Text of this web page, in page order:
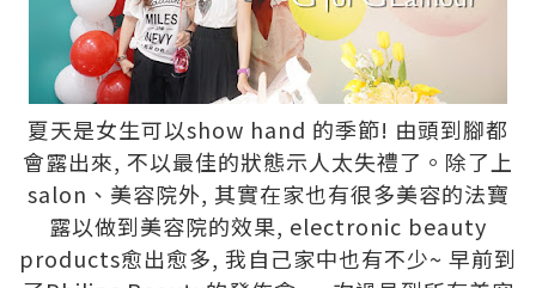
夏天是女生可以show hand 的季節! 由頭到腳都
會露出來, 不以最佳的狀態示人太失禮了。除了上
salon、美容院外, 其實在家也有很多美容的法寶
露以做到美容院的效果, electronic beauty
products愈出愈多, 我自己家中也有不少~ 早前到